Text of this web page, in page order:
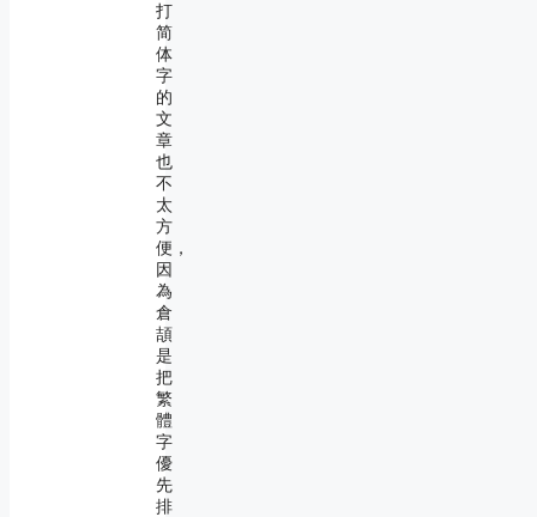
打
简
体
字
的
文
章
也
不
太
方
便，
因
為
倉
頡
是
把
繁
體
字
優
先
排